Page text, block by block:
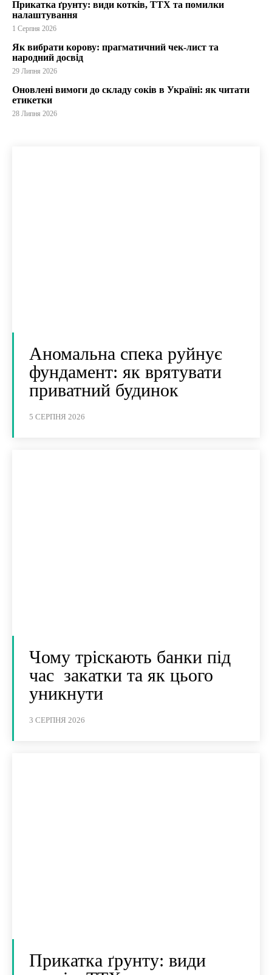
Прикатка ґрунту: види котків, ТТХ та помилки
налаштування
1 Серпня 2026
Як вибрати корову: прагматичний чек-лист та
народний досвід
29 Липня 2026
Оновлені вимоги до складу соків в Україні: як читати
етикетки
28 Липня 2026
Аномальна спека руйнує
фундамент: як врятувати
приватний будинок
5 СЕРПНЯ 2026
Чому тріскають банки під
час закатки та як цього
уникнути
3 СЕРПНЯ 2026
Прикатка ґрунту: види